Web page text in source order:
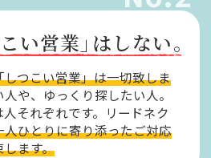
い営業」はしない。
しつこい営業」は一切致しま
や、ゆっくり探したい人。
それぞれです。リードネク
人ひとりに寄り添ったご対応
ます。